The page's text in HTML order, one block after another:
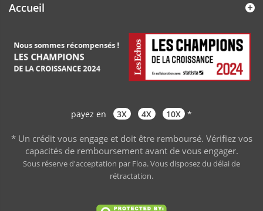
Accueil
payez en 3X 4X 10X *
* Un crédit vous engage et doit être remboursé. Vérifiez vos
capacités de remboursement avant de vous engager.
Sous réserve d'acceptation par Floa. Vous disposez du délai de
rétractation.